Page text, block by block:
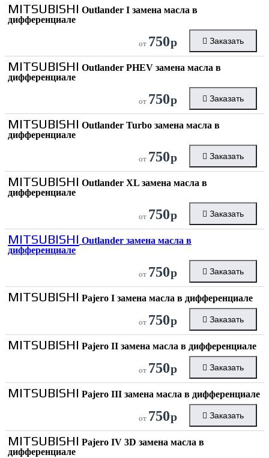
MITSUBISHI Outlander I замена масла в
дифференциале
от 750р Заказать
MITSUBISHI Outlander PHEV замена масла в
дифференциале
от 750р Заказать
MITSUBISHI Outlander Turbo замена масла в
дифференциале
от 750р Заказать
MITSUBISHI Outlander XL замена масла в
дифференциале
от 750р Заказать
MITSUBISHI Outlander замена масла в
дифференциале
от 750р Заказать
MITSUBISHI Pajero I замена масла в дифференциале
от 750р Заказать
MITSUBISHI Pajero II замена масла в дифференциале
от 750р Заказать
MITSUBISHI Pajero III замена масла в дифференциале
от 750р Заказать
MITSUBISHI Pajero IV 3D замена масла в
дифференциале